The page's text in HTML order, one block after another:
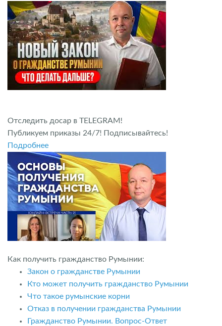
Отследить досар в TELEGRAM!
Публикуем приказы 24/7! Подписывайтесь!
Подробнее
Как получить гражданство Румынии:
Закон о гражданстве Румынии
Кто может получить гражданство Румынии
Что такое румынские корни
Отказ в получении гражданства Румынии
Гражданство Румынии. Вопрос-Ответ